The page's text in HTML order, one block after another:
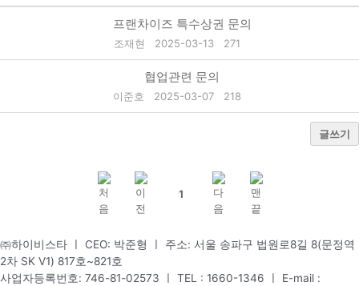
프랜차이즈 특수상권 문의
조재현 2025-03-13 271
협업관련 문의
이준호 2025-03-07 218
글쓰기
1
㈜하이비스타 ㅣ CEO: 박준형 ㅣ 주소: 서울 송파구 법원로8길 8(문정역
2차 SK V1) 817호~821호
사업자등록번호: 746-81-02573 ㅣ TEL : 1660-1346 ㅣ E-mail :